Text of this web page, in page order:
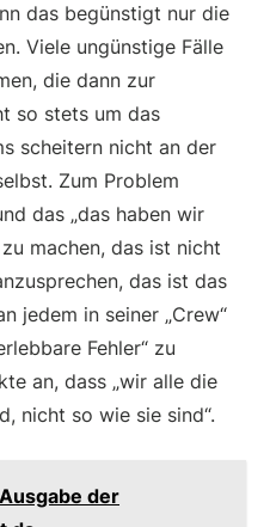
das begünstigt nur die
Viele ungünstige Fälle
die dann zur
so stets um das
scheitern nicht an der
Zum Problem
das „das haben wir
machen, das ist nicht
das ist das
jedem in seiner „Crew“
Fehler“ zu
an, dass „wir alle die
nicht so wie sie sind“.
der